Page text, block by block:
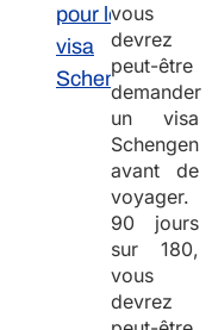
pour le
visa
Schengen
vous
devrez
peut-être
demander
un visa
Schengen
avant de
voyager.
90 jours
sur 180,
vous
devrez